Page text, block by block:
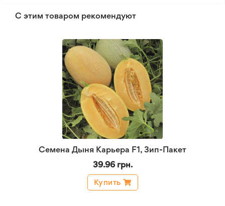
С этим товаром рекомендуют
Семена Дыня Карьера F1, Зип-Пакет
39.96 грн.
Купить